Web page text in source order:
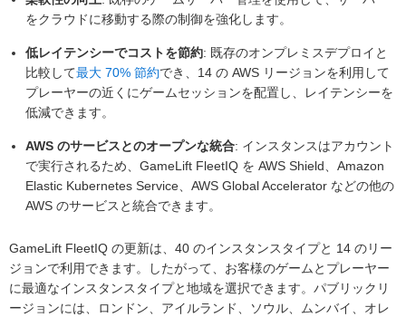
をクラウドに移動する際の制御を強化します。
低レイテンシーでコストを節約: 既存のオンプレミスデプロイと
比較して最大 70% 節約でき、14 の AWS リージョンを利用して
プレーヤーの近くにゲームセッションを配置し、レイテンシーを
低減できます。
AWS のサービスとのオープンな統合: インスタンスはアカウント
で実行されるため、GameLift FleetIQ を AWS Shield、Amazon
Elastic Kubernetes Service、AWS Global Accelerator などの他の
AWS のサービスと統合できます。
GameLift FleetIQ の更新は、40 のインスタンスタイプと 14 のリー
ジョンで利用できます。したがって、お客様のゲームとプレーヤー
に最適なインスタンスタイプと地域を選択できます。パブリックリ
ージョンには、ロンドン、アイルランド、ソウル、ムンバイ、オレ